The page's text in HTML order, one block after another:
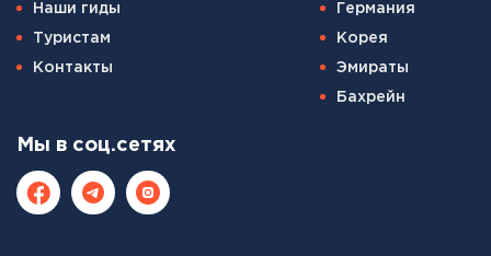
Наши гиды
Туристам
Контакты
Германия
Корея
Эмираты
Бахрейн
Мы в соц.сетях